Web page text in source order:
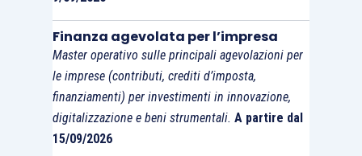
Qualora il revisore accerti delle situazioni di
incoerenzao di non conformitàdella relazione
sulla gestione che reputisignificative
discuterne con l’organo amministrativo“al fine di
comprendere se quanto riscontrato rappresenti
effettivamente
Finanza agevolata per l’impresa
Master operativo sulle principali agevolazioni per
le imprese (contributi, crediti d’imposta,
finanziamenti) per investimenti in innovazione,
digitalizzazione e beni strumentali. A partire dal
15/09/2026